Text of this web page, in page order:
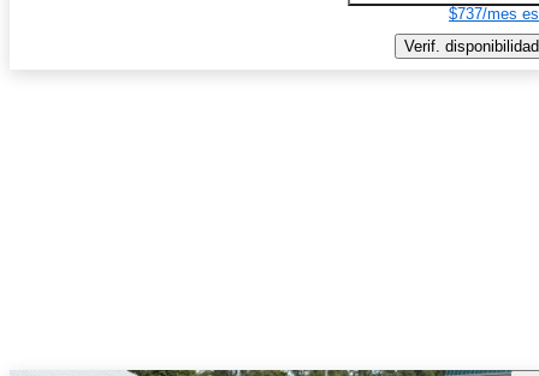
$737/mes
Verif. disponibilidad